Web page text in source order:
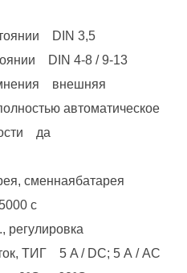
DIN 3,5
DIN 4-8 / 9-13
внешняя
автоматическое
да
сменнаябатарея
с
ТИГ 5 A / DC; 5 А / AC